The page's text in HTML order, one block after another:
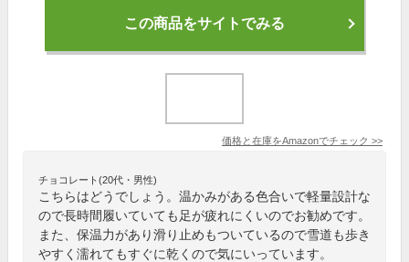
この商品をサイトでみる
価格と在庫をAmazonでチェック >>
チョコレート(20代・男性)
こちらはどうでしょう。温かみがある色合いで軽量設計な
ので長時間履いていても足が疲れにくいのでお勧めです。
また、保温力があり滑り止めもついているので雪道も歩き
やすく濡れてもすぐに乾くので気にいっています。